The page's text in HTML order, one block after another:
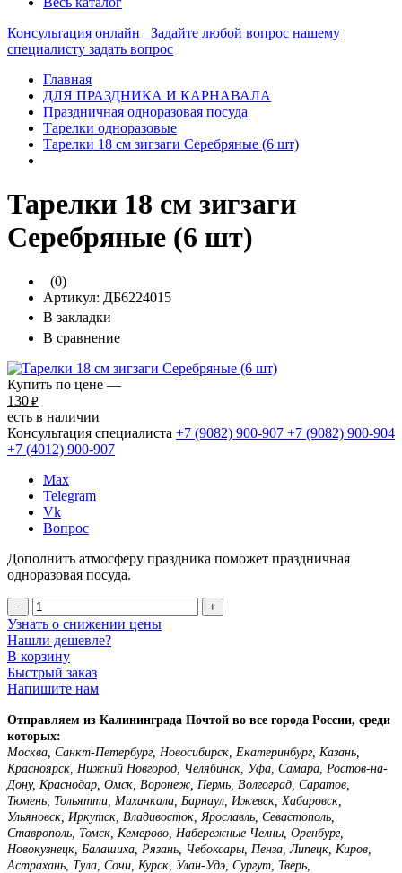
Консультация онлайн
Задайте любой вопрос нашему
специалисту задать вопрос
Главная
ДЛЯ ПРАЗДНИКА И КАРНАВАЛА
Праздничная одноразовая посуда
Тарелки одноразовые
Тарелки 18 см зигзаги Серебряные (6 шт)
Тарелки 18 см зигзаги
Серебряные (6 шт)
(0)
Артикул: ДБ6224015
В закладки
В сравнение
Купить по цене —
130 ₽
есть в наличии
Консультация специалиста +7 (9082) 900-907 +7 (9082) 900-904
+7 (4012) 900-907
Max
Telegram
Vk
Вопрос
Дополнить атмосферу праздника поможет праздничная
одноразовая посуда.
− +
Узнать о снижении цены
Нашли дешевле?
В корзину
Быстрый заказ
Напишите нам
Отправляем из Калининграда Почтой во все города России, среди
которых:
Москва, Санкт-Петербург, Новосибирск, Екатеринбург, Казань,
Красноярск, Нижний Новгород, Челябинск, Уфа, Самара, Ростов-на-
Дону, Краснодар, Омск, Воронеж, Пермь, Волгоград, Саратов,
Тюмень, Тольятти, Махачкала, Барнаул, Ижевск, Хабаровск,
Ульяновск, Иркутск, Владивосток, Ярославль, Севастополь,
Ставрополь, Томск, Кемерово, Набережные Челны, Оренбург,
Новокузнецк, Балашиха, Рязань, Чебоксары, Пенза, Липецк, Киров,
Астрахань, Тула, Сочи, Курск, Улан-Удэ, Сургут, Тверь,